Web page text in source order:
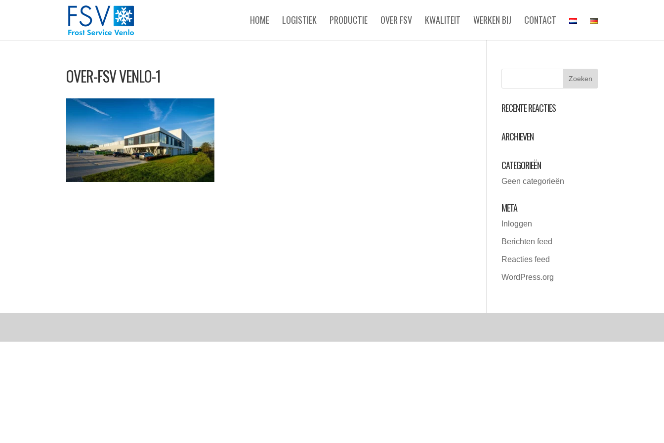
HOME LOGISTIEK PRODUCTIE OVER FSV KWALITEIT WERKEN BIJ CONTACT
OVER-FSV VENLO-1
RECENTE REACTIES
ARCHIEVEN
CATEGORIEËN
Geen categorieën
META
Inloggen
Berichten feed
Reacties feed
WordPress.org